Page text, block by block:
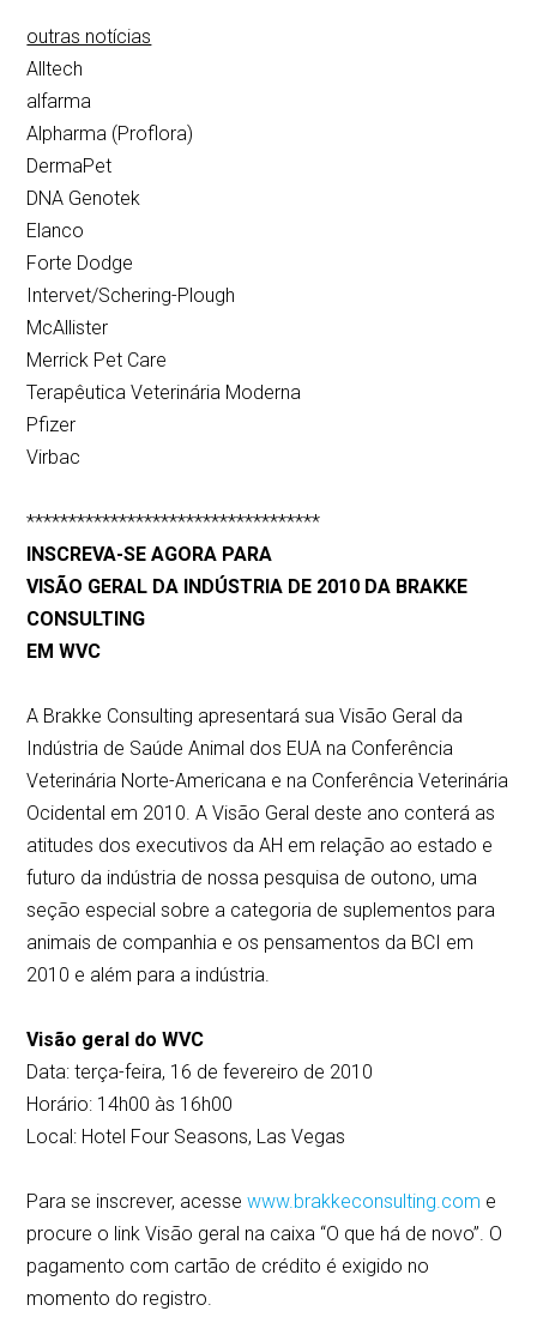
outras notícias
Alltech
alfarma
Alpharma (Proflora)
DermaPet
DNA Genotek
Elanco
Forte Dodge
Intervet/Schering-Plough
McAllister
Merrick Pet Care
Terapêutica Veterinária Moderna
Pfizer
Virbac
***********************************
INSCREVA-SE AGORA PARA
VISÃO GERAL DA INDÚSTRIA DE 2010 DA BRAKKE
CONSULTING
EM WVC
A Brakke Consulting apresentará sua Visão Geral da
Indústria de Saúde Animal dos EUA na Conferência
Veterinária Norte-Americana e na Conferência Veterinária
Ocidental em 2010. A Visão Geral deste ano conterá as
atitudes dos executivos da AH em relação ao estado e
futuro da indústria de nossa pesquisa de outono, uma
seção especial sobre a categoria de suplementos para
animais de companhia e os pensamentos da BCI em
2010 e além para a indústria.
Visão geral do WVC
Data: terça-feira, 16 de fevereiro de 2010
Horário: 14h00 às 16h00
Local: Hotel Four Seasons, Las Vegas
Para se inscrever, acessewww.brakkeconsulting.com e
procure o link Visão geral na caixa “O que há de novo”. O
pagamento com cartão de crédito é exigido no
momento do registro.